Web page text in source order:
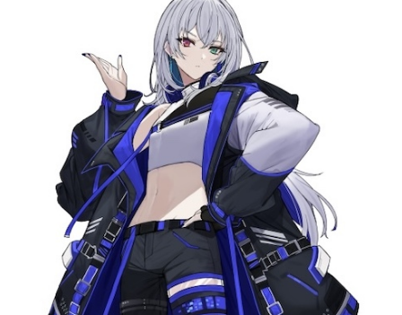
muevoクラウドファンディング
muevoコミュニティ
ぶいクラ！by muevo
ぶいコミュ！by muevo
ぶいマガ！ by muevo